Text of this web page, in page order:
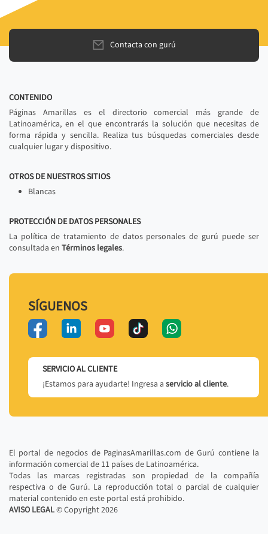
Contacta con gurú
CONTENIDO
Páginas Amarillas es el directorio comercial más grande de
Latinoamérica, en el que encontrarás la solución que necesitas de
forma rápida y sencilla. Realiza tus búsquedas comerciales desde
cualquier lugar y dispositivo.
OTROS DE NUESTROS SITIOS
Blancas
PROTECCIÓN DE DATOS PERSONALES
La política de tratamiento de datos personales de gurú puede ser
consultada en Términos legales.
SÍGUENOS
SERVICIO AL CLIENTE
¡Estamos para ayudarte! Ingresa a servicio al cliente.
El portal de negocios de PaginasAmarillas.com de Gurú contiene la
información comercial de 11 países de Latinoamérica.
Todas las marcas registradas son propiedad de la compañía
respectiva o de Gurú. La reproducción total o parcial de cualquier
material contenido en este portal está prohibido.
AVISO LEGAL© Copyright2026